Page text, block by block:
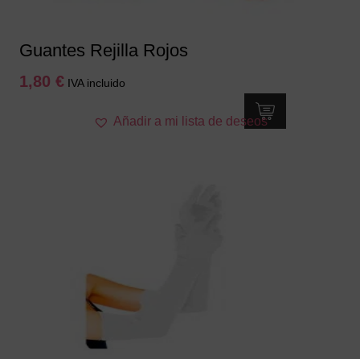
Guantes Rejilla Rojos
1,80 € IVA incluido
Añadir a mi lista de deseos